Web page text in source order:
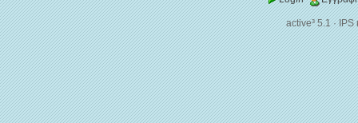
active³ 5.1·IPS